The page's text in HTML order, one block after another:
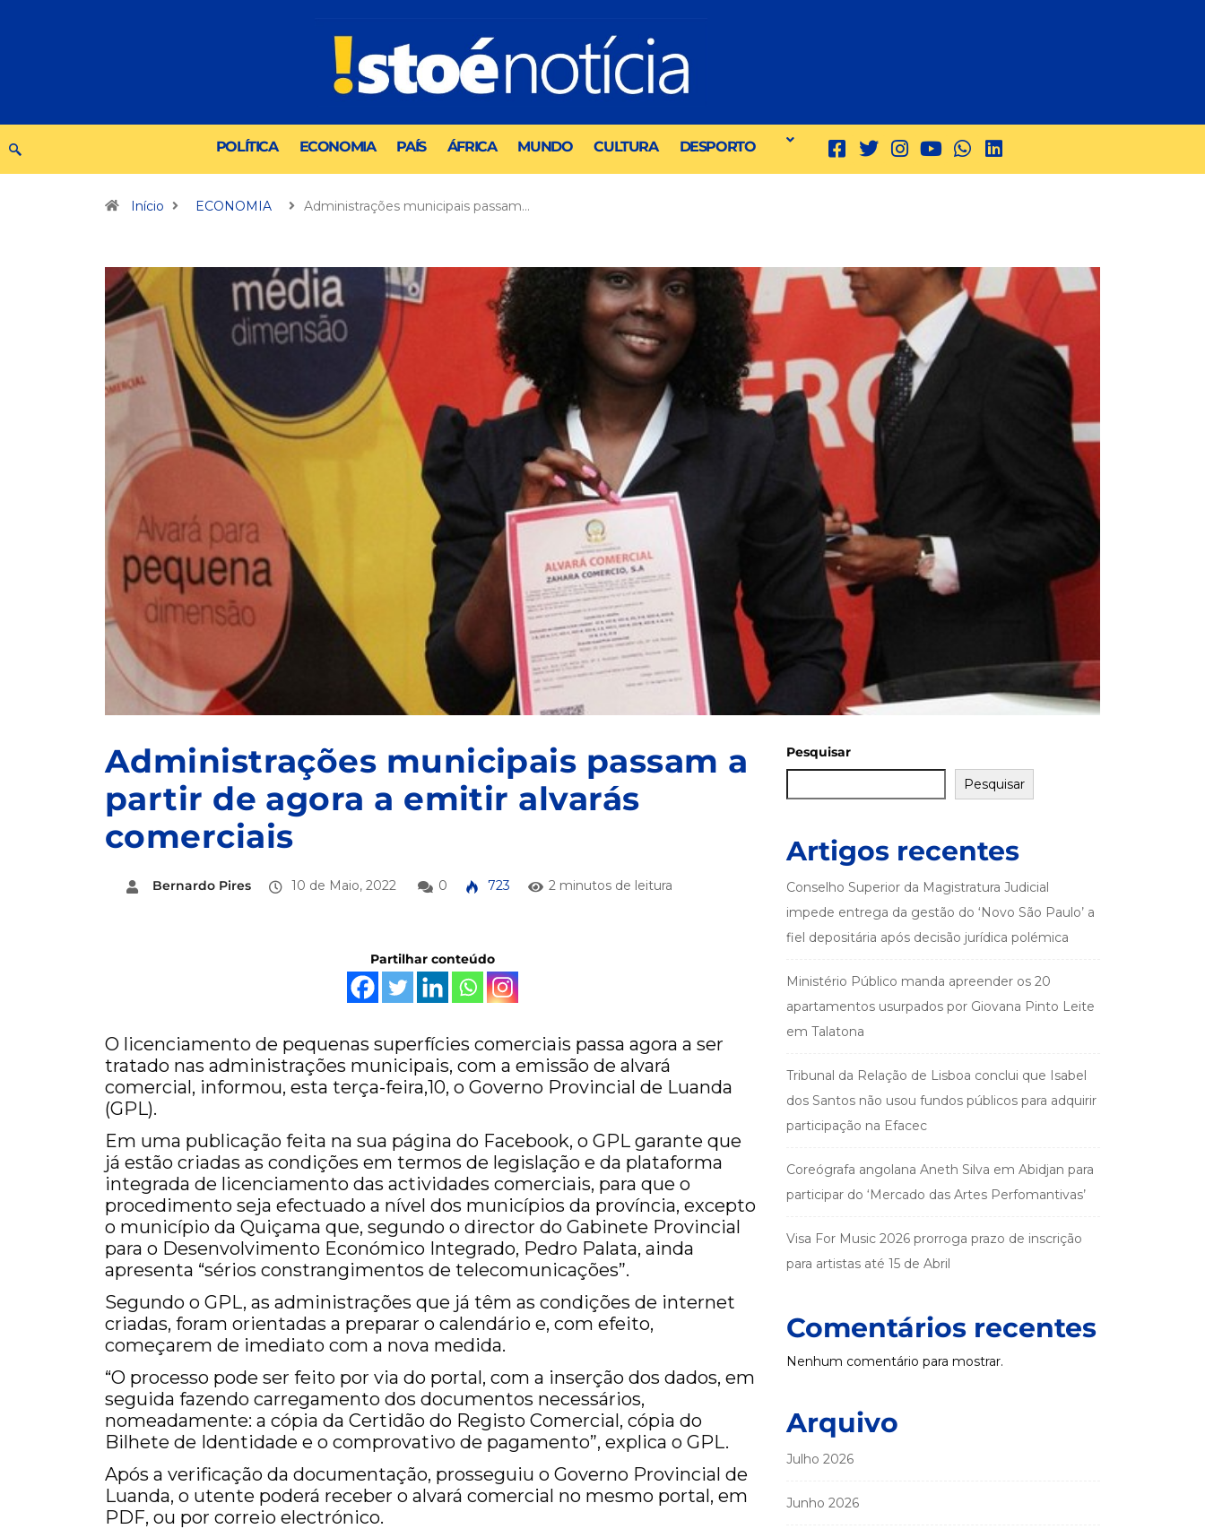
POLÍTICA ECONOMIA PAÍS ÁFRICA MUNDO CULTURA DESPORTO
Início ECONOMIA Administrações municipais passam…
Administrações municipais passam a
partir de agora a emitir alvarás
comerciais
Bernardo Pires 10 de Maio, 2022 0 723 2 minutos de leitura
Partilhar conteúdo
O licenciamento de pequenas superfícies comerciais passa agora a ser
tratado nas administrações municipais, com a emissão de alvará
comercial, informou, esta terça-feira,10, o Governo Provincial de Luanda
(GPL).
Em uma publicação feita na sua página do Facebook, o GPL garante que
já estão criadas as condições em termos de legislação e da plataforma
integrada de licenciamento das actividades comerciais, para que o
procedimento seja efectuado a nível dos municípios da província, excepto
o município da Quiçama que, segundo o director do Gabinete Provincial
para o Desenvolvimento Económico Integrado, Pedro Palata, ainda
apresenta “sérios constrangimentos de telecomunicações”.
Segundo o GPL, as administrações que já têm as condições de internet
criadas, foram orientadas a preparar o calendário e, com efeito,
começarem de imediato com a nova medida.
“O processo pode ser feito por via do portal, com a inserção dos dados, em
seguida fazendo carregamento dos documentos necessários,
nomeadamente: a cópia da Certidão do Registo Comercial, cópia do
Bilhete de Identidade e o comprovativo de pagamento”, explica o GPL.
Após a verificação da documentação, prosseguiu o Governo Provincial de
Luanda, o utente poderá receber o alvará comercial no mesmo portal, em
PDF, ou por correio electrónico.
Pesquisar
Pesquisar
Artigos recentes
Conselho Superior da Magistratura Judicial
impede entrega da gestão do ‘Novo São Paulo’ a
fiel depositária após decisão jurídica polémica
Ministério Público manda apreender os 20
apartamentos usurpados por Giovana Pinto Leite
em Talatona
Tribunal da Relação de Lisboa conclui que Isabel
dos Santos não usou fundos públicos para adquirir
participação na Efacec
Coreógrafa angolana Aneth Silva em Abidjan para
participar do ‘Mercado das Artes Perfomantivas’
Visa For Music 2026 prorroga prazo de inscrição
para artistas até 15 de Abril
Comentários recentes
Nenhum comentário para mostrar.
Arquivo
Julho 2026
Junho 2026